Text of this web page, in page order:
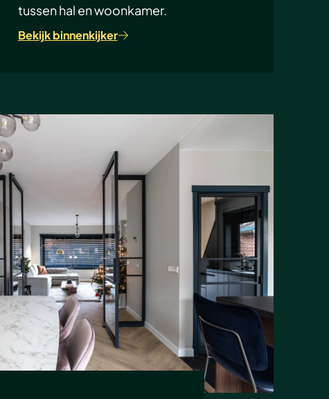
tussen hal en woonkamer.
Bekijk binnenkijker